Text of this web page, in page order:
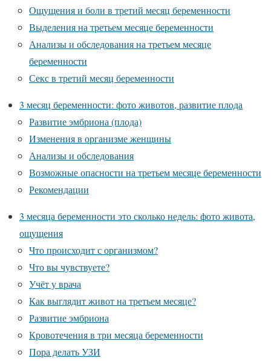
Ощущения и боли в третий месяц беременности
Выделения на третьем месяце беременности
Анализы и обследования на третьем месяце
беременности
Секс в третий месяц беременности
3 месяц беременности: фото животов, развитие плода
Развитие эмбриона (плода)
Изменения в организме женщины
Анализы и обследования
Возможные опасности на третьем месяце беременности
Рекомендации
3 месяца беременности это сколько недель: фото живота,
ощущения
Что происходит с организмом?
Что вы чувствуете?
Учёт у врача
Как выглядит живот на третьем месяце?
Развитие эмбриона
Кровотечения в три месяца беременности
Пора делать УЗИ